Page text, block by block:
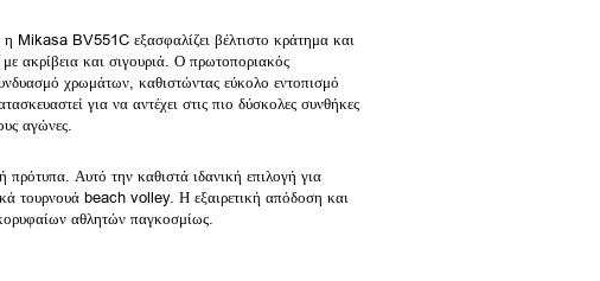
Mikasa BV551C εξασφαλίζει βέλτιστο κράτημα και
ακρίβεια και σιγουριά. Ο πρωτοποριακός
χρωμάτων, καθιστώντας εύκολο εντοπισμό
για να αντέχει στις πιο δύσκολες συνθήκες
αγώνες.
Αυτό την καθιστά ιδανική επιλογή για
τουρνουά beach volley. Η εξαιρετική απόδοση και
αθλητών παγκοσμίως.